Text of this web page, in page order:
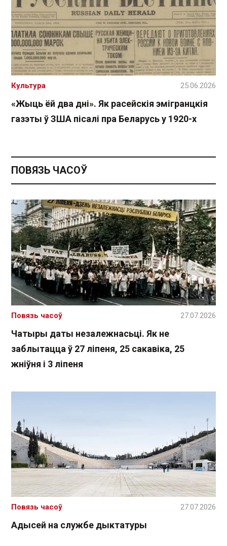
«Жыць ёй два дні». Як расейскія эмігранцкія
газэты ў ЗША пісалі пра Беларусь у 1920-х
Культура 25.06.2026
ПОВЯЗЬ ЧАСОЎ
Чатыры даты незалежнасьці. Як не
заблытацца ў 27 ліпеня, 25 сакавіка, 25
жніўня і 3 ліпеня
Повязь часоў 27.07.2026
Адысей на службе дыктатуры
Повязь часоў 27.07.2026